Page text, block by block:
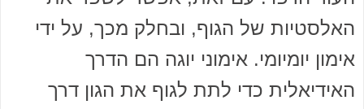
האלסטיות של הגוף, ובחלק מכך, על ידי
אימון יומיומי. אימוני יוגה הם הדרך
האידיאלית כדי לתת לגוף את הגון דרך